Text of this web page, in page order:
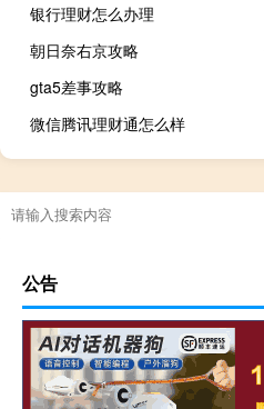
银行理财怎么办理
朝日奈右京攻略
gta5差事攻略
微信腾讯理财通怎么样
公告